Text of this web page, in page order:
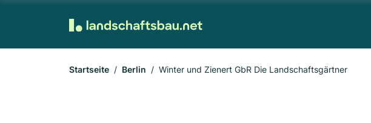
Startseite Berlin Winter und Zienert GbR Die Landschaftsgärtner